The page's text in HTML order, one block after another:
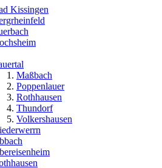
Kissingen
Maßbach
Poppenlauer
Rothhausen
Thundorf
Volkershausen